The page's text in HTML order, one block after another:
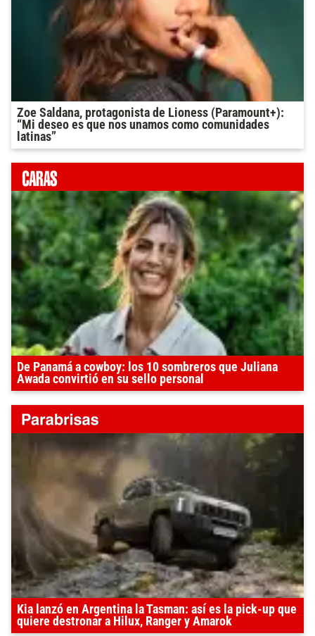
Zoe Saldana, protagonista de Lioness (Paramount+):
“Mi deseo es que nos unamos como comunidades
latinas”
De Panamá a cowboy: los 10 sombreros que Juliana
Awada convirtió en su sello personal
Kia lanzó en Argentina la Tasman: así es la pick-up que
quiere destronar a Hilux, Ranger y Amarok